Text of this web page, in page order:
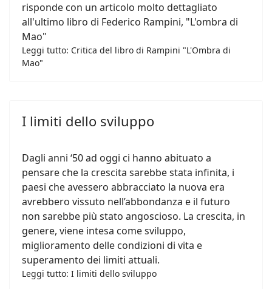
risponde con un articolo molto dettagliato
all'ultimo libro di Federico Rampini, "L'ombra di
Mao"
Leggi tutto: Critica del libro di Rampini "L'Ombra di
Mao"
I limiti dello sviluppo
Dagli anni ‘50 ad oggi ci hanno abituato a
pensare che la crescita sarebbe stata infinita, i
paesi che avessero abbracciato la nuova era
avrebbero vissuto nell’abbondanza e il futuro
non sarebbe più stato angoscioso. La crescita, in
genere, viene intesa come sviluppo,
miglioramento delle condizioni di vita e
superamento dei limiti attuali.
Leggi tutto: I limiti dello sviluppo